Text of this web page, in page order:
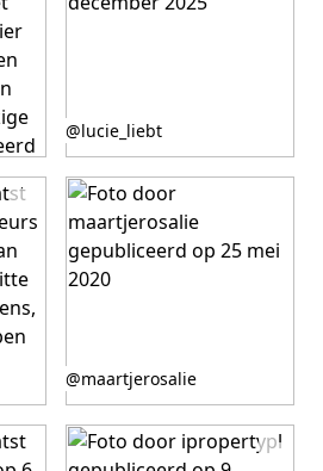
Bericht
gepubliceerd
door
@lucie_liebt
Bericht
gepubliceerd
door
@maartjerosalie